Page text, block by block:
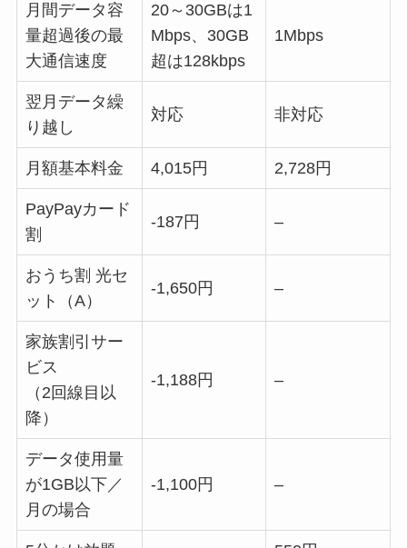
月間データ容
量超過後の最
大通信速度
20～30GBは1
Mbps、30GB
超は128kbps
1Mbps
翌月データ繰
り越し
対応 非対応
月額基本料金 4,015円 2,728円
PayPayカード
割
-187円 –
おうち割 光セ
ット（A）
-1,650円 –
家族割引サー
ビス
（2回線目以
降）
-1,188円 –
データ使用量
が1GB以下／
月の場合
-1,100円 –